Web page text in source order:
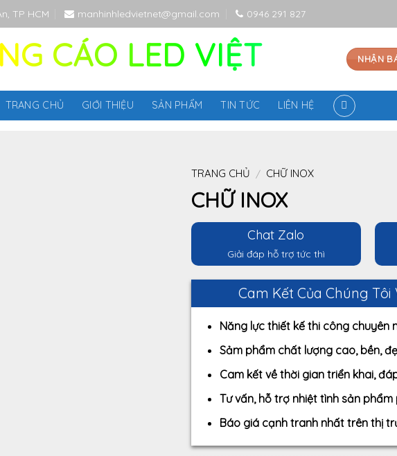
TP HCM manhinhledvietnet@gmail.com 0946 291 827
CÁO LED VIỆT NHẬN
TRANG CHỦ GIỚI THIỆU SẢN PHẨM TIN TỨC LIÊN HỆ
TRANG CHỦ / CHỮ INOX
CHỮ INOX
Chat Zalo
Giải đáp hỗ trợ tức thì
Cam Kết Của Chúng Tôi
Năng lực thiết kế thi công chuyên
Sảm phẩm chất lượng cao, bền,
Cam kết về thời gian triển khai,
Tư vấn, hỗ trợ nhiệt tình sản
Báo giá cạnh tranh nhất trên thị